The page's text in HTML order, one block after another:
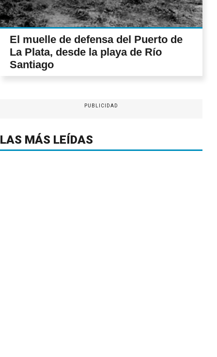
El muelle de defensa del Puerto de
La Plata, desde la playa de Río
Santiago
PUBLICIDAD
LAS MÁS LEÍDAS